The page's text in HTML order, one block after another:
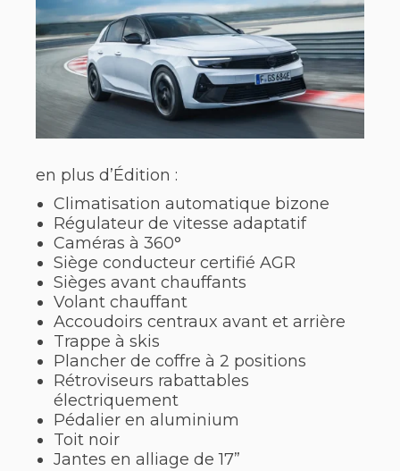
en plus d’Édition :
Climatisation automatique bizone
Régulateur de vitesse adaptatif
Caméras à 360°
Siège conducteur certifié AGR
Sièges avant chauffants
Volant chauffant
Accoudoirs centraux avant et arrière
Trappe à skis
Plancher de coffre à 2 positions
Rétroviseurs rabattables
électriquement
Pédalier en aluminium
Toit noir
Jantes en alliage de 17”